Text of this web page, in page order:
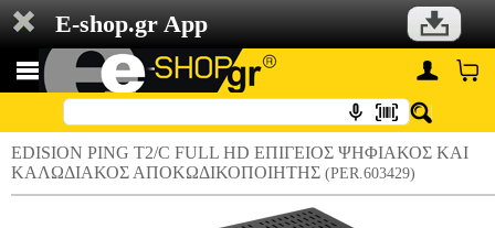
E-shop.gr App
EDISION PING T2/C FULL HD ΕΠΙΓΕΙΟΣ ΨΗΦΙΑΚΟΣ ΚΑΙ
ΚΑΛΩΔΙΑΚΟΣ ΑΠΟΚΩΔΙΚΟΠΟΙΗΤΗΣ (PER.603429)